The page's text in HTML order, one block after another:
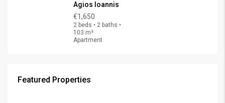
Agios Ioannis
€1,650
2 beds • 2 baths •
103 m²
Apartment
Featured Properties